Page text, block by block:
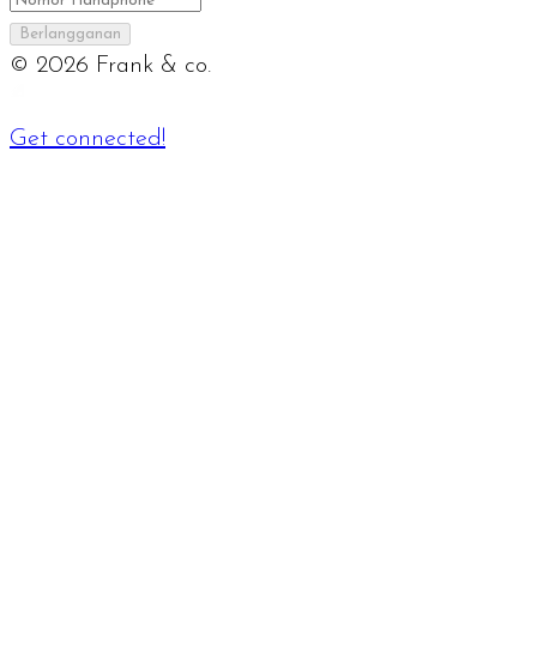
Berlangganan
© 2026 Frank & co.
Get connected!